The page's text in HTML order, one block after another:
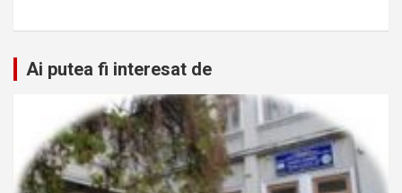
Ai putea fi interesat de